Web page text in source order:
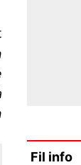
Fil info